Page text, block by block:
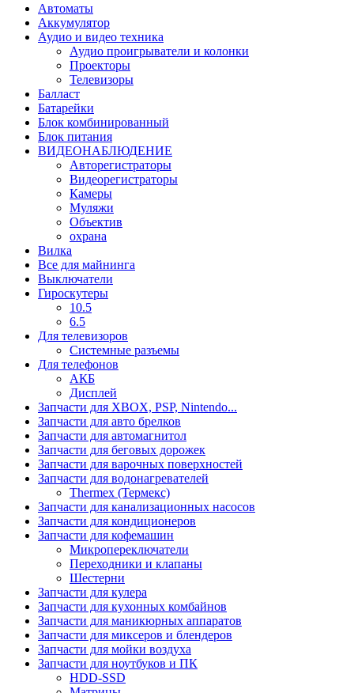
Автоматы
Аккумулятор
Аудио и видео техника
Аудио проигрыватели и колонки
Проекторы
Телевизоры
Балласт
Батарейки
Блок комбинированный
Блок питания
ВИДЕОНАБЛЮДЕНИЕ
Авторегистраторы
Видеорегистраторы
Камеры
Муляжи
Объектив
охрана
Вилка
Все для майнинга
Выключатели
Гироскутеры
10.5
6.5
Для телевизоров
Системные разъемы
Для телефонов
АКБ
Дисплей
Запчасти для XBOX, PSP, Nintendo...
Запчасти для авто брелков
Запчасти для автомагнитол
Запчасти для беговых дорожек
Запчасти для варочных поверхностей
Запчасти для водонагревателей
Thermex (Термекс)
Запчасти для канализационных насосов
Запчасти для кондиционеров
Запчасти для кофемашин
Микропереключатели
Переходники и клапаны
Шестерни
Запчасти для кулера
Запчасти для кухонных комбайнов
Запчасти для маникюрных аппаратов
Запчасти для миксеров и блендеров
Запчасти для мойки воздуха
Запчасти для ноутбуков и ПК
HDD-SSD